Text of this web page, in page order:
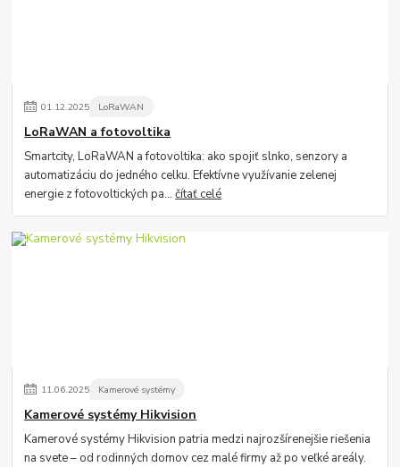
01.12.2025 LoRaWAN
LoRaWAN a fotovoltika
Smartcity, LoRaWAN a fotovoltika: ako spojiť slnko, senzory a
automatizáciu do jedného celku. Efektívne využívanie zelenej
energie z fotovoltických pa...čítať celé
11.06.2025 Kamerové systémy
Kamerové systémy Hikvision
Kamerové systémy Hikvision patria medzi najrozšírenejšie riešenia
na svete – od rodinných domov cez malé firmy až po veľké areály.